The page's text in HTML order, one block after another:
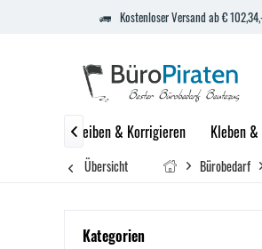
Kostenloser Versand ab €
Schreiben & Korrigieren Kleben

Übersicht Bürobedarf
Kategorien